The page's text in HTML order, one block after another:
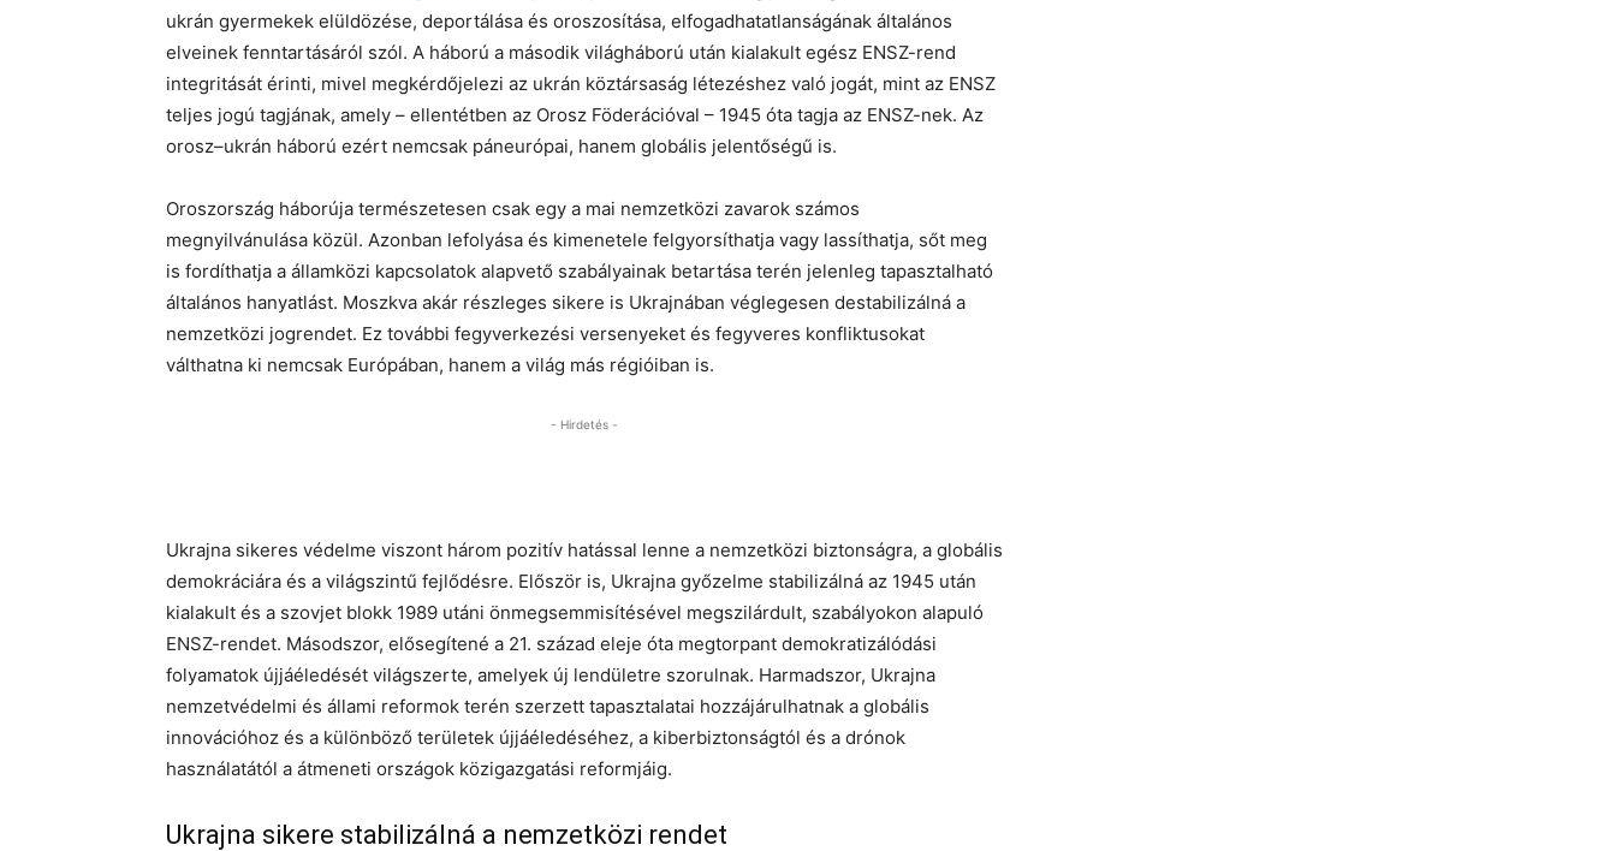
ukrán gyermekek elüldözése, deportálása és oroszosítása, elfogadhatatlanságának általános
elveinek fenntartásáról szól. A háború a második világháború után kialakult egész ENSZ-rend
integritását érinti, mivel megkérdőjelezi az ukrán köztársaság létezéshez való jogát, mint az ENSZ
teljes jogú tagjának, amely – ellentétben az Orosz Föderációval – 1945 óta tagja az ENSZ-nek. Az
orosz–ukrán háború ezért nemcsak páneurópai, hanem globális jelentőségű is.
Oroszország háborúja természetesen csak egy a mai nemzetközi zavarok számos
megnyilvánulása közül. Azonban lefolyása és kimenetele felgyorsíthatja vagy lassíthatja, sőt meg
is fordíthatja a államközi kapcsolatok alapvető szabályainak betartása terén jelenleg tapasztalható
általános hanyatlást. Moszkva akár részleges sikere is Ukrajnában véglegesen destabilizálná a
nemzetközi jogrendet. Ez további fegyverkezési versenyeket és fegyveres konfliktusokat
válthatna ki nemcsak Európában, hanem a világ más régióiban is.
- Hirdetés -
Ukrajna sikeres védelme viszont három pozitív hatással lenne a nemzetközi biztonságra, a globális
demokráciára és a világszintű fejlődésre. Először is, Ukrajna győzelme stabilizálná az 1945 után
kialakult és a szovjet blokk 1989 utáni önmegsemmisítésével megszilárdult, szabályokon alapuló
ENSZ-rendet. Másodszor, elősegítené a 21. század eleje óta megtorpant demokratizálódási
folyamatok újjáéledését világszerte, amelyek új lendületre szorulnak. Harmadszor, Ukrajna
nemzetvédelmi és állami reformok terén szerzett tapasztalatai hozzájárulhatnak a globális
innovációhoz és a különböző területek újjáéledéséhez, a kiberbiztonságtól és a drónok
használatától a átmeneti országok közigazgatási reformjáig.
Ukrajna sikere stabilizálná a nemzetközi rendet